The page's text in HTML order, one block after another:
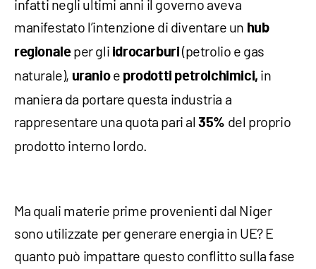
infatti negli ultimi anni il governo aveva
manifestato l’intenzione di diventare un hub
regionaleper gli idrocarburi (petrolio e gas
naturale), uranioe prodotti petrolchimici, in
maniera da portare questa industria a
rappresentare una quota pari al35% del proprio
prodotto interno lordo.
Ma quali materie prime provenienti dal Niger
sono utilizzate per generare energia in UE? E
quanto può impattare questo conflitto sulla fase